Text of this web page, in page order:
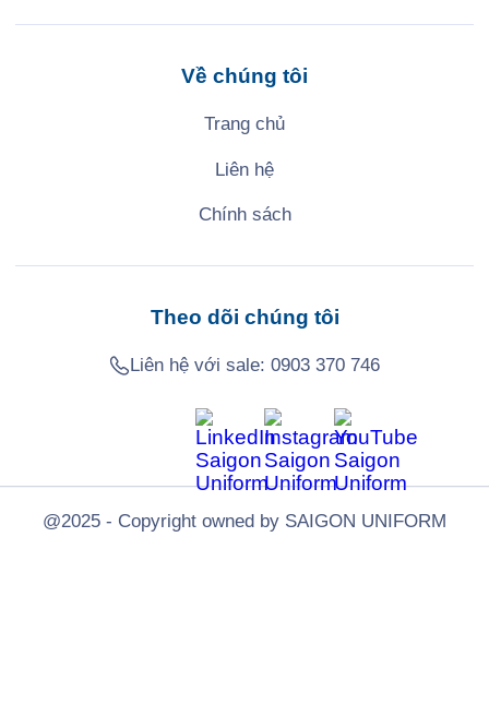
Về chúng tôi
Trang chủ
Liên hệ
Chính sách
Theo dõi chúng tôi
Liên hệ với sale:0903 370 746
@2025 - Copyright owned by SAIGON UNIFORM